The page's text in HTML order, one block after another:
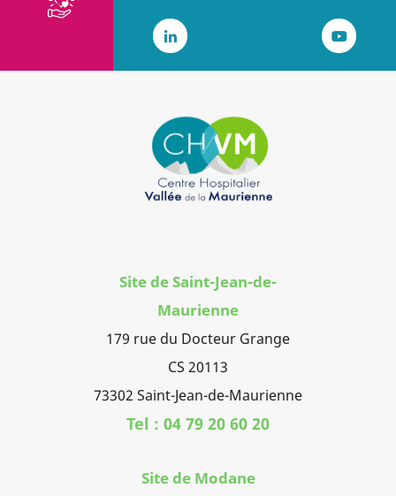
LinkedIn
Site de Saint-Jean-de-
Maurienne
179 rue du Docteur Grange
CS 20113
73302 Saint-Jean-de-Maurienne
Tel : 04 79 20 60 20
Site de Modane